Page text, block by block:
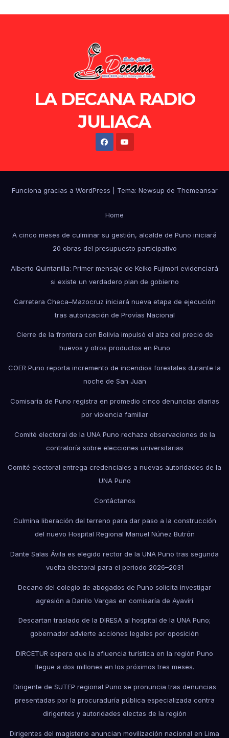
LA DECANA RADIO
JULIACA
Funciona gracias a WordPress Tema: Newsup de Themeansar
Home
A cinco meses de culminar su gestión, alcalde de Puno iniciará
20 obras del presupuesto participativo
Alberto Quintanilla: Primer mensaje de Keiko Fujimori evidenciará
si existe un verdadero plan de gobierno
Carretera Checa–Mazocruz iniciará nueva etapa de ejecución
tras autorización de Provías Nacional
Cierre de la frontera con Bolivia impulsó el alza del precio de
huevos y otros productos en Puno
COER Puno reporta incremento de incendios forestales durante la
noche de San Juan
Comisaría de Puno registra en promedio cinco denuncias diarias
por violencia familiar
Comité electoral de la UNA Puno rechaza observaciones de la
contraloría sobre elecciones universitarias
Comité electoral entrega credenciales a nuevas autoridades de la
UNA Puno
Contáctanos
Culmina liberación del terreno para dar paso a la construcción
del nuevo Hospital Regional Manuel Núñez Butrón
Dante Salas Ávila es elegido rector de la UNA Puno tras segunda
vuelta electoral para el periodo 2026–2031
Decano del colegio de abogados de Puno solicita investigar
agresión a Danilo Vargas en comisaría de Ayaviri
Descartan traslado de la DIRESA al hospital de la UNA Puno;
gobernador advierte acciones legales por oposición
DIRCETUR espera que la afluencia turística en la región Puno
llegue a dos millones en los próximos tres meses.
Dirigente de SUTEP regional Puno se pronuncia tras denuncias
presentadas por la procuraduría pública especializada contra
dirigentes y autoridades electas de la región
Dirigentes del magisterio anuncian movilización nacional en Lima